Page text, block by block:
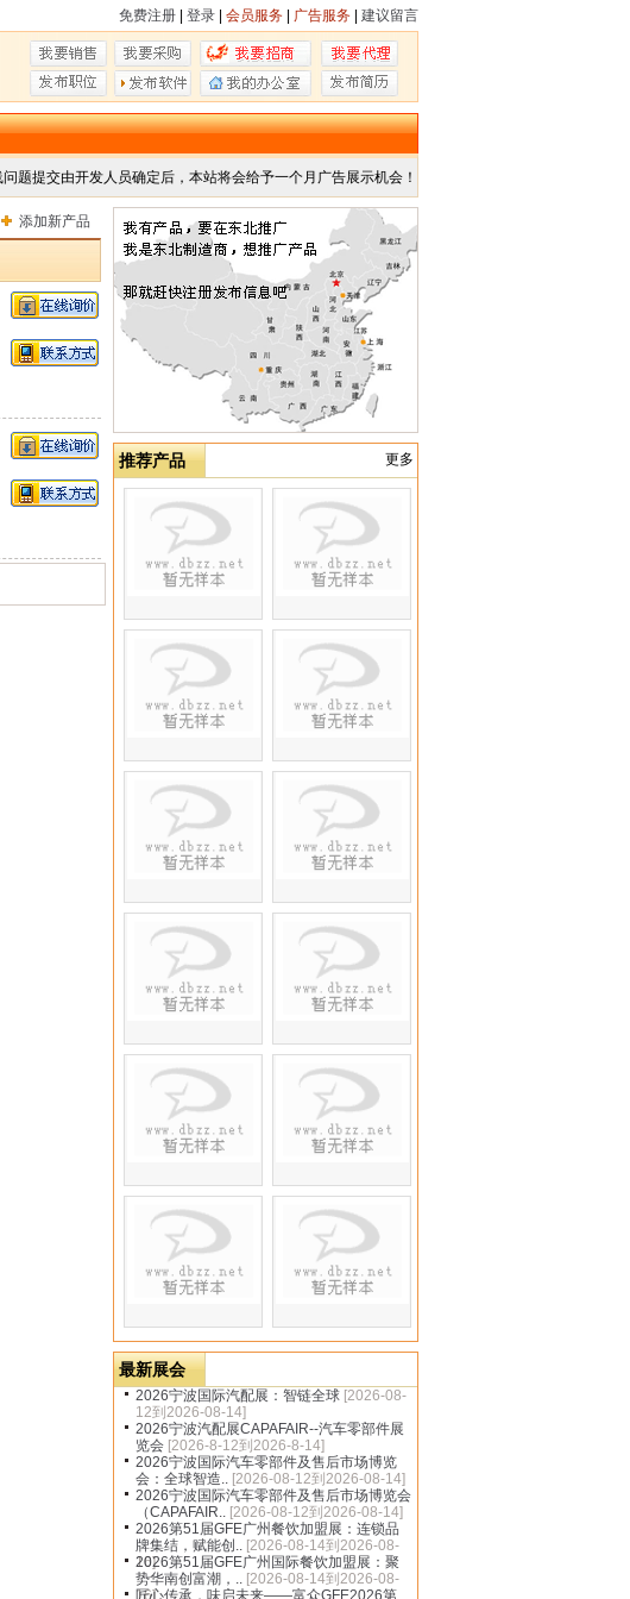
免费注册 登录 会员服务 广告服务 建议留言
题提交由开发人员确定后，本站将会给予一个月广告展示机会！
添加新产品
推荐产品 更多
最新展会
2026宁波国际汽配展：智链全球 [2026-08-
12到2026-08-14]
2026宁波汽配展CAPAFAIR--汽车零部件展
览会 [2026-8-12到2026-8-14]
2026宁波国际汽车零部件及售后市场博览
会：全球智造.. [2026-08-12到2026-08-14]
2026宁波国际汽车零部件及售后市场博览会
（CAPAFAIR.. [2026-08-12到2026-08-14]
2026第51届GFE广州餐饮加盟展：连锁品
牌集结，赋能创.. [2026-08-14到2026-08-
16]
2026第51届GFE广州国际餐饮加盟展：聚
势华南创富潮，.. [2026-08-14到2026-08-
16]
匠心传承，味启未来——富众GFE2026第